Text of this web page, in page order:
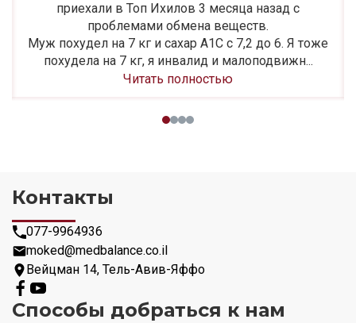
приехали в Топ Ихилов 3 месяца назад с
проблемами обмена веществ.
Муж похудел на 7 кг и сахар А1С с 7,2 до 6. Я тоже
похудела на 7 кг, я инвалид и малоподвижн...
Читать полностью
Контакты
077-9964936
moked@medbalance.co.il
Вейцман 14, Тель-Авив-Яффо
Способы добраться к нам